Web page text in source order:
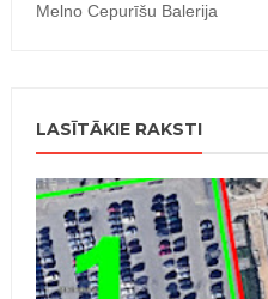
Melno Cepurīšu Balerija
LASĪTĀKIE RAKSTI